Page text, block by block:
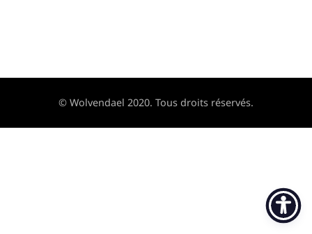
© Wolvendael 2020. Tous droits réservés.